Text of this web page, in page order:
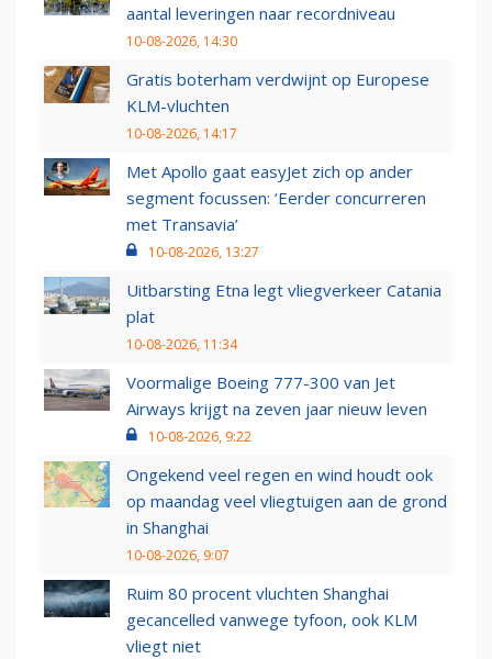
aantal leveringen naar recordniveau
10-08-2026, 14:30
Gratis boterham verdwijnt op Europese
KLM-vluchten
10-08-2026, 14:17
Met Apollo gaat easyJet zich op ander
segment focussen: ‘Eerder concurreren
met Transavia’
10-08-2026, 13:27
Uitbarsting Etna legt vliegverkeer Catania
plat
10-08-2026, 11:34
Voormalige Boeing 777-300 van Jet
Airways krijgt na zeven jaar nieuw leven
10-08-2026, 9:22
Ongekend veel regen en wind houdt ook
op maandag veel vliegtuigen aan de grond
in Shanghai
10-08-2026, 9:07
Ruim 80 procent vluchten Shanghai
gecancelled vanwege tyfoon, ook KLM
vliegt niet